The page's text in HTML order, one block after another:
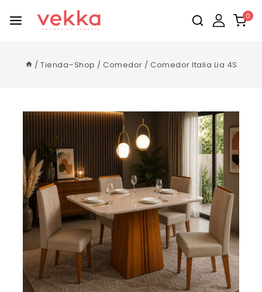
0
/ Tienda–Shop / Comedor / Comedor Italia Lia 4S